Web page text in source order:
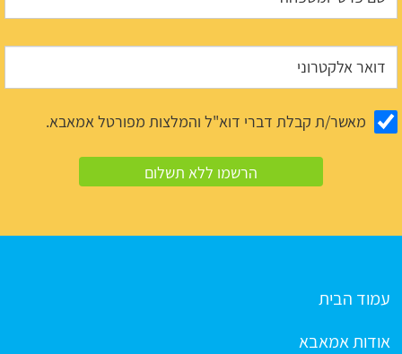
מאשר/ת קבלת דברי דוא"ל והמלצות מפורטל אמאבא.
עמוד הבית
אודות אמאבא